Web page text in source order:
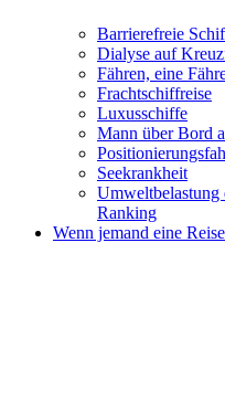
Barrierefreie
Dialyse auf
Fähren, eine
Frachtschiffreise
Luxusschiffe
Mann über Bord
Seekrankheit
Ranking
Wenn jemand eine